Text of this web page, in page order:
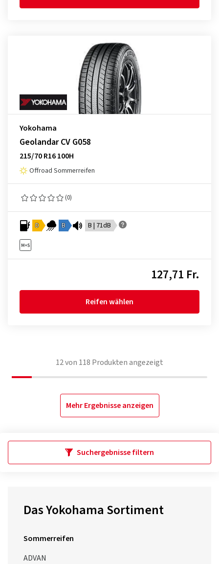
Yokohama
Geolandar CV G058
215/70 R16 100H
Offroad Sommerreifen
(0)
D B B | 71dB
127,71 Fr.
Reifen wählen
12von 118 Produkten angezeigt
Mehr Ergebnisse anzeigen
Suchergebnisse filtern
Das Yokohama Sortiment
Sommerreifen
ADVAN